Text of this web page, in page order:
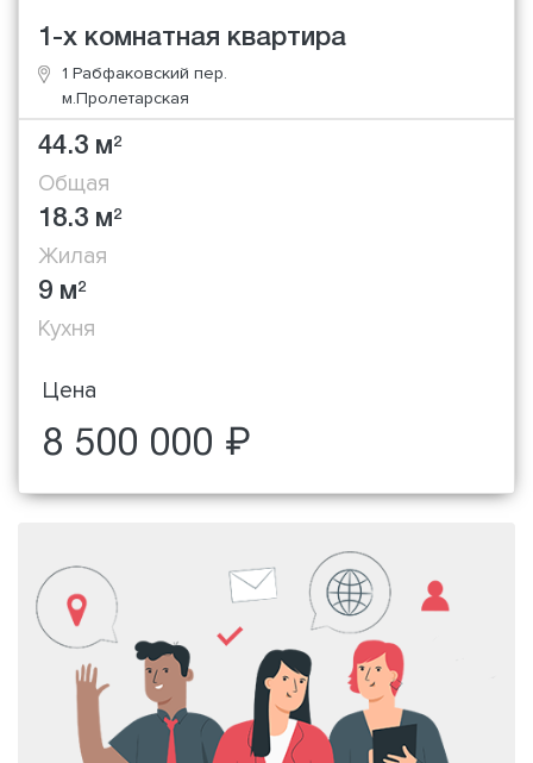
1-х комнатная квартира
1 Рабфаковский пер.
м.Пролетарская
44.3 м2
Общая
18.3 м2
Жилая
9 м2
Кухня
Цена
8 500 000 ₽